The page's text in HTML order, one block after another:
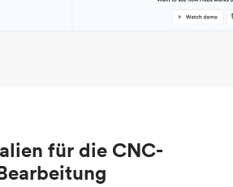
für die CNC-